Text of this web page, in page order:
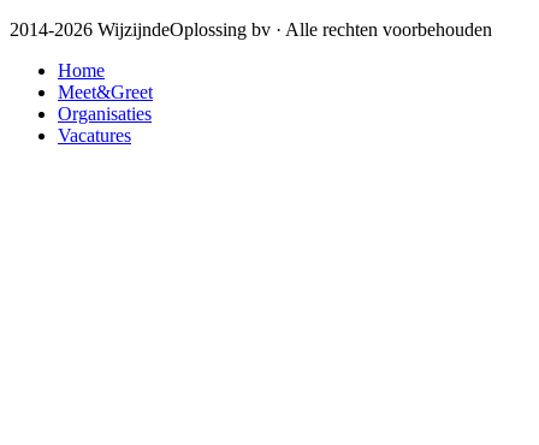
2014-2026 WijzijndeOplossing bv · Alle rechten voorbehouden
Home
Meet&Greet
Organisaties
Vacatures